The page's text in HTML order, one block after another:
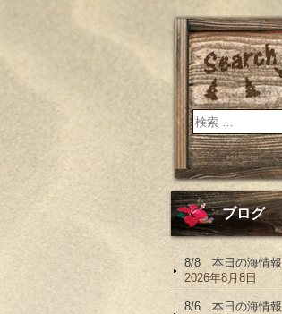
ブログ
8/8 本日の海情報
2026年8月8日
8/6 本日の海情報